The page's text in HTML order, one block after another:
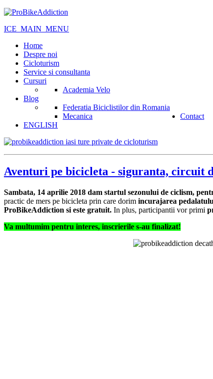
ICE_MAIN_MENU
Home
Despre noi
Cicloturism
Service si consultanta
Cursuri
Academia Velo
Blog
Federatia Biciclistilor din Romania
Mecanica
Contact
ENGLISH
Aventuri pe bicicleta - siguranta, circuit
Sambata, 14 aprilie 2018 dam startul sezonului de ciclism,
practic de mers pe bicicleta prin care dorim incurajarea
ProBikeAddiction si este gratuit. In plus, participantii vor primi
Va multumim pentru interes, inscrierile s-au finalizat!